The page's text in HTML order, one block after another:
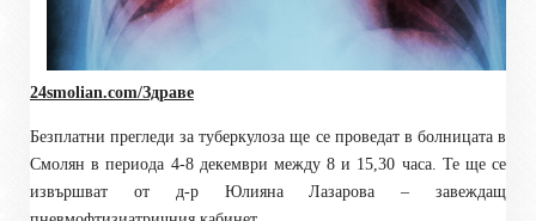
24smolian.com/Здраве
Безплатни прегледи за туберкулозаще се проведат в болницата в
Смолян в периода 4-8 декември между 8 и 15,30 часа. Те щесе
извършват от д-р Юлияна Лазарова – завеждащ